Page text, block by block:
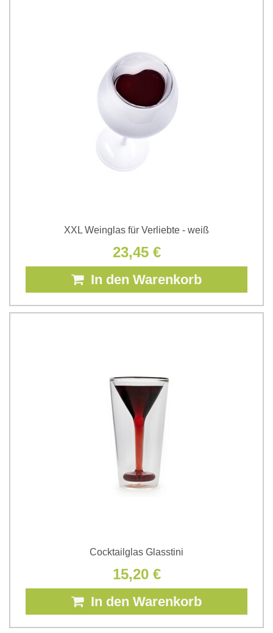
XXL Weinglas für Verliebte - weiß
23,45 €
In den Warenkorb
Cocktailglas Glasstini
15,20 €
In den Warenkorb